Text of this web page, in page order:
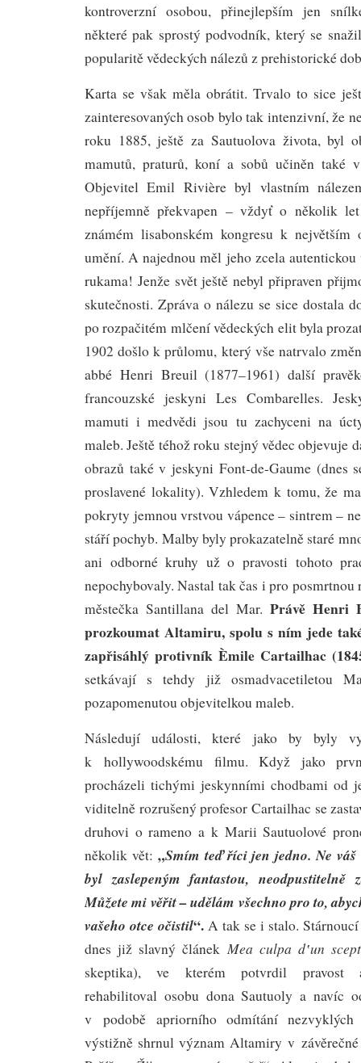
kontroverzní osobou, přinejlepším jen
některé pak sprostý podvodník, který se
popularitě vědeckých nálezů z prehistorické
Karta se však měla obrátit. Trvalo to sice
zainteresovaných osob bylo tak intenzivní, že
roku 1885, ještě za Sautuolova života, byl
mamutů, praturů, koní a sobů učiněn také
Objevitel Emil Rivière byl vlastním
nepříjemně překvapen – vždyť o několik
známém lisabonském kongresu k největším
umění. A najednou měl jeho zcela
rukama! Jenže svět ještě nebyl připraven
skutečnosti. Zpráva o nálezu se sice dostala
po rozpačitém mlčení vědeckých elit byla
1902 došlo k průlomu, který vše natrvalo
abbé Henri Breuil (1877–1961) další
francouzské jeskyni Les Combarelles.
mamuti i medvědi jsou tu zachyceni na
maleb. Ještě téhož roku stejný vědec objevuje
obrazů také v jeskyni Font-de-Gaume (dnes
proslavené lokality). Vzhledem k tomu, že
pokryty jemnou vrstvou vápence – sintrem –
stáří pochyb. Malby byly prokazatelně staré
ani odborné kruhy už o pravosti tohoto
nepochybovaly. Nastal tak čas i pro
městečka Santillana del Mar. Právě Henri
prozkoumat Altamiru, spolu s ním jede
zapřisáhlý protivník Èmile Cartailhac
setkávají s tehdy již osmadvacetiletou
pozapomenutou objevitelkou maleb.
Následují události, které jako by byly
k hollywoodskému filmu. Když jako
procházeli tichými jeskynními chodbami od
viditelně rozrušený profesor Cartailhac se
druhovi o rameno a k Marii Sautuolové
několik vět: „Smím teď říci jen jedno. Ne
byl zaslepeným fantastou, neodpustitelně
Můžete mi věřit – udělám všechno pro to,
vašeho otce očistil“. A tak se i stalo.
dnes již slavný článek Mea culpa d‛un
skeptika), ve kterém potvrdil pravost
rehabilitoval osobu dona Sautuoly a navíc
v podobě apriorního odmítání
výstižně shrnul význam Altamiry v